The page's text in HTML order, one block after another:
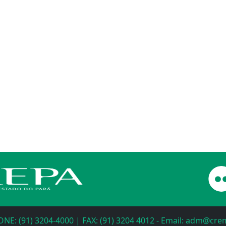
(91) 3204-4000 | FAX: (91) 3204 4012 - Email: